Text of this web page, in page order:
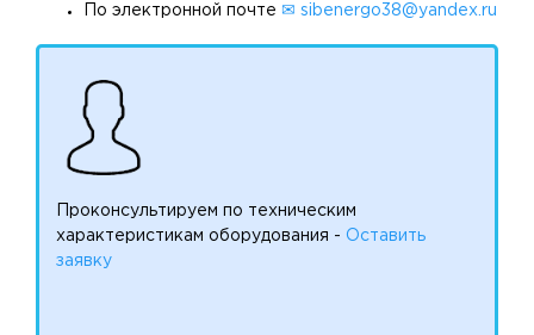
По электронной почте ✉ sibenergo38@yandex.ru
Проконсультируем по техническим
характеристикам оборудования - Оставить
заявку